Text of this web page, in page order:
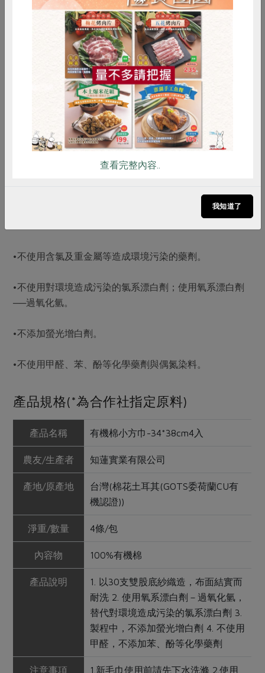
回收…等問題，期待集結社員購買力量，能以簡單樸實、
高品質、價格合理、可回收包材…等產品為主要訴求。然
而，簡單樸實之下，並不意味合作社將向品質妥協，藉由
共同購買的力量，我們可以要求生產者使用合作社指定的
原料，製作乙批屬於我們所需要的產品，同時還能兼顧慎
選材料、應用適當的製程將成本降到最低程度，這樣一
來，社員就能購買到高品質又價格低廉的產品。
從製程中，不使用含氯系的漂白劑、不添加螢光增白劑、
不使用甲醛、苯、酚等化學藥劑與偶氮染料，使得天然棉
花裡的棉脂與棉籽殼難以去除，間接造成織布過程中，容
•不使用含氯及重金屬等造成環境污染的藥劑。
•不使用對環境造成污染的氯系漂白劑；使用氧系漂白劑
──過氧化氫。
•不添加螢光增白劑。
•不使用甲醛、苯、酚等化學藥劑與偶氮染料。
產品規格(*為合作社指定原料)
產品名稱 有機棉小方巾-34*38cm4入
農友/生產者 知蓮實業有限公司
產地/原產地
台灣(棉花土耳其(GOTS委荷蘭CU有
機認證))
淨重/數量 4條/包
內容物 100%有機棉
產品說明
1. 以30支雙股底紗織造，布面結實而
耐洗 2. 使用氧系漂白劑－過氧化氫，
替代對環境造成污染的氯系漂白劑 3.
製程中，不添加螢光增白劑 4. 不使用
甲醛，不添加苯、酚等化學藥劑
注意事項
1.新毛巾使用前請先下水洗滌 2.使用
RPET 食譜 減硝酸鹽
雞蛋 食安 共同購買
查看完整內容..
我知道了